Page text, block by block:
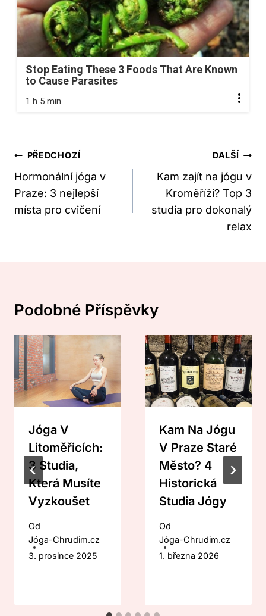
Stop Eating These 3 Foods That Are Known
to Cause Parasites
1 h 5 min
Navigace
Pro
Příspěvek
PŘEDCHOZÍ
Hormonální jóga v
Praze: 3 nejlepší
místa pro cvičení
DALŠÍ
Kam zajít na jógu v
Kroměříži? Top 3
studia pro dokonalý
relax
Podobné Příspěvky
Jóga V
Litoměřicích:
3 Studia,
Která Musíte
Vyzkoušet
Od
Jóga-Chrudim.cz
3. prosince 2025
Kam Na Jógu
V Praze Staré
Město? 4
Historická
Studia Jógy
Od
Jóga-Chrudim.cz
1. března 2026